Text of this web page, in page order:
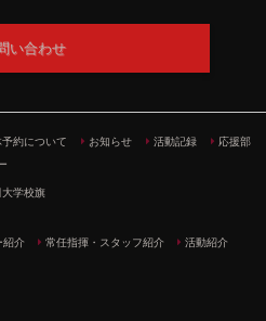
い合わせ
約について お知らせ 活動記録
応援部
学校旗
紹介 常任指揮・スタッフ紹介 活動紹介